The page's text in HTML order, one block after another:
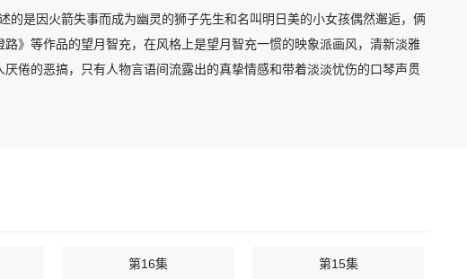
的是因火箭失事而成为幽灵的狮子先生和名叫明日美的小女孩偶然邂逅，俩
》等作品的望月智充，在风格上是望月智充一惯的映象派画风，清新淡雅
倦的恶搞，只有人物言语间流露出的真挚情感和带着淡淡忧伤的口琴声贯
第16集 第15集